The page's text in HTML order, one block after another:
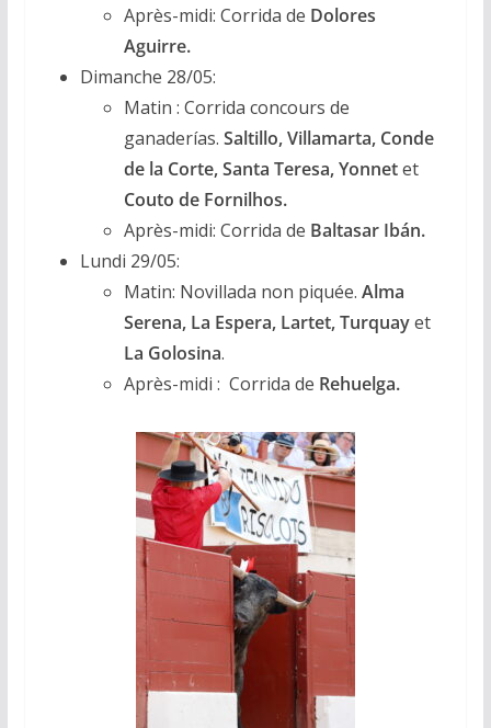
Après-midi: Corrida de Dolores
Aguirre.
Dimanche 28/05:
Matin : Corrida concours de
ganaderías. Saltillo, Villamarta, Conde
de la Corte, Santa Teresa, Yonnetet
Couto de Fornilhos.
Après-midi: Corrida de Baltasar Ibán.
Lundi 29/05:
Matin: Novillada non piquée. Alma
Serena, La Espera, Lartet, Turquayet
La Golosina.
Après-midi : Corrida de Rehuelga.